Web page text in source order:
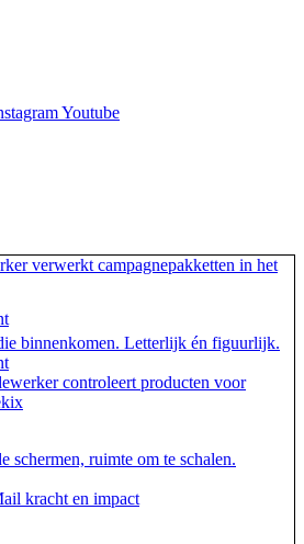
Youtube
binnenkomen. Letterlijk én figuurlijk.
schermen, ruimte om te schalen.